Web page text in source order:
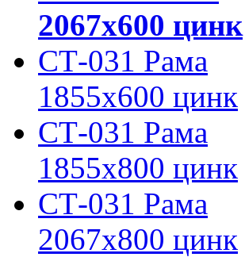
2067х600 цинк
СТ-031 Рама
1855х600 цинк
СТ-031 Рама
1855х800 цинк
СТ-031 Рама
2067х800 цинк